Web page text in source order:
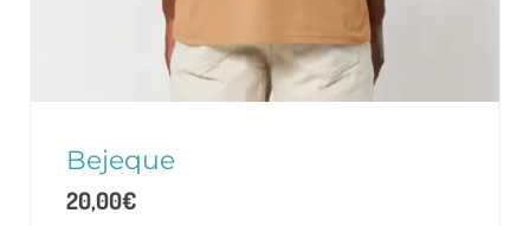
Bejeque
20,00€